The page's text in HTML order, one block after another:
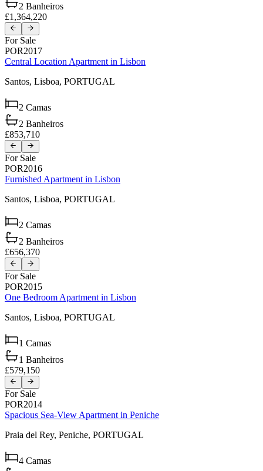
2 Banheiros
£1,364,220
For Sale
POR2017
Central Location Apartment in Lisbon
Santos, Lisboa, PORTUGAL
2 Camas
2 Banheiros
£853,710
For Sale
POR2016
Furnished Apartment in Lisbon
Santos, Lisboa, PORTUGAL
2 Camas
2 Banheiros
£656,370
For Sale
POR2015
One Bedroom Apartment in Lisbon
Santos, Lisboa, PORTUGAL
1 Camas
1 Banheiros
£579,150
For Sale
POR2014
Spacious Sea-View Apartment in Peniche
Praia del Rey, Peniche, PORTUGAL
4 Camas